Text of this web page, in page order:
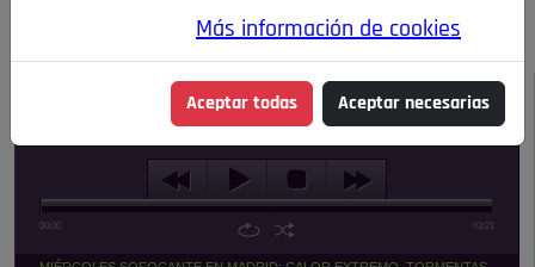
NOTICIAS
Escucha el audio de esta noticia:
00:00 03:21
Más información de cookies
Aceptar todas Aceptar necesarias